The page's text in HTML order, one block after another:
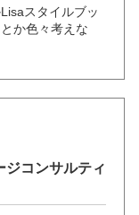
スタイルブッ
か色々考えな
ジコンサルティ